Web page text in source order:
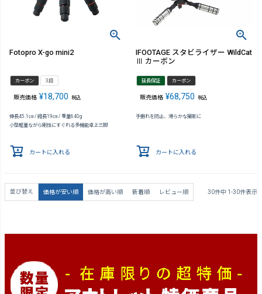
Fotopro X-go mini2
カーボン 3段
販売価格 ¥18,700 税込
伸長45.1㎝ / 縮長19㎝ / 重量640g
小型軽量ながら剛性にすぐれる多機能卓上三脚
カートに入れる
IFOOTAGE スタビライザー WildCat
Ⅲ カーボン
延長保証 カーボン
販売価格 ¥68,750 税込
手振れを防止、滑らかな撮影に
カートに入れる
並び替え 価格が安い順 価格が高い順 新着順 レビュー順 30件中 1 -30件表示